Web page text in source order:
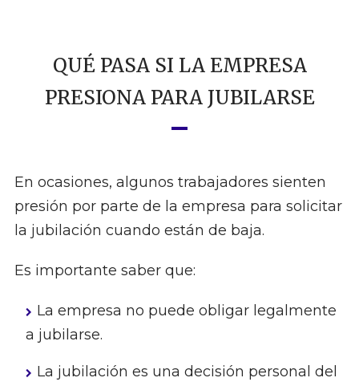
QUÉ PASA SI LA EMPRESA
PRESIONA PARA JUBILARSE
En ocasiones, algunos trabajadores sienten
presión por parte de la empresa para solicitar
la jubilación cuando están de baja.
Es importante saber que:
La empresa no puede obligar legalmente
a jubilarse.
La jubilación es una decisión personal del